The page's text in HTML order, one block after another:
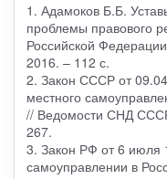
1. Адамоков Б.Б.
проблемы правового
Российской
2016. – 112 с.
2. Закон СССР от
местного
// Ведомости СНД
267.
3. Закон РФ от 6
самоуправлении в